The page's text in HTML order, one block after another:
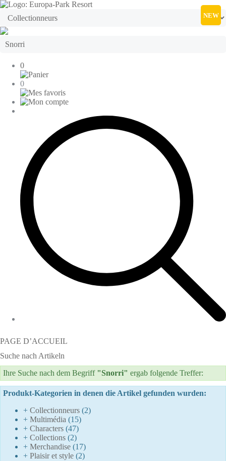
0
0
PAGE D’ACCUEIL
Suche nach Artikeln
Ihre Suche nach dem Begriff "Snorri" ergab folgende Treffer:
Produkt-Kategorien in denen die Artikel gefunden wurden:
+ Collectionneurs (2)
+ Multimédia (15)
+ Characters (47)
+ Collections (2)
+ Merchandise (17)
+ Plaisir et style (2)
NEW